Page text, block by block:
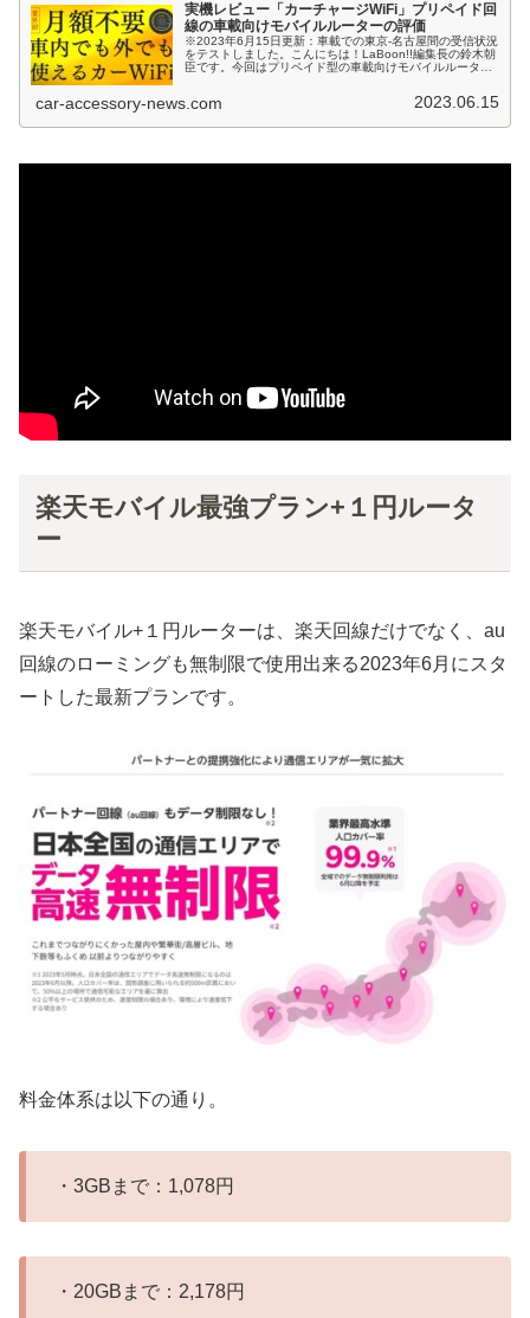
実機レビュー「カーチャージWiFi」プリペイド回
線の車載向けモバイルルーターの評価
※2023年6月15日更新：車載での東京-名古屋間の受信状況
をテストしました。こんにちは！LaBoon!!編集長の鈴木朝
臣です。今回はプリペイド型の車載向けモバイルルータ
car-accessory-news.com 2023.06.15
楽天モバイル最強プラン+１円ルータ
ー
楽天モバイル+１円ルーターは、楽天回線だけでなく、au
回線のローミングも無制限で使用出来る2023年6月にスタ
ートした最新プランです。
料金体系は以下の通り。
・3GBまで：1,078円
・20GBまで：2,178円